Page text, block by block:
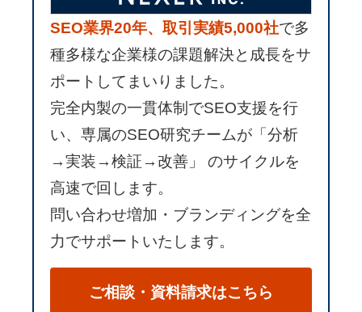
SEO業界20年、取引実績5,000社で多
種多様な企業様の課題解決と成長をサ
ポートしてまいりました。
完全内製の一貫体制でSEO支援を行
い、専属のSEO研究チームが「分析
→実装→検証→改善」 のサイクルを
高速で回します。
問い合わせ増加・ブランディングを全
力でサポートいたします。
ご相談・資料請求はこちら